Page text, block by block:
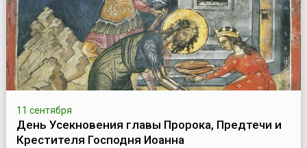
11 сентября
День Усекновения главы Пророка, Предтечи и
Крестителя Господня Иоанна